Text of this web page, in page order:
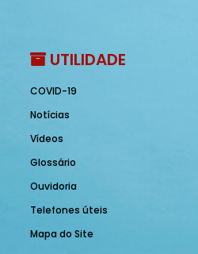
UTILIDADE
COVID-19
Notícias
Vídeos
Glossário
Ouvidoria
Telefones úteis
Mapa do Site